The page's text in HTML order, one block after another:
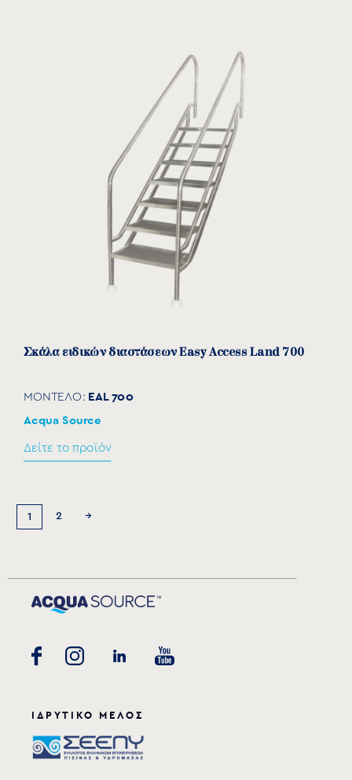
Σκάλα ειδικών διαστάσεων Easy Access Land 700
ΜΟΝΤΕΛΟ: EAL 700
Acqua Source
Δείτε το προϊόν
1 2 →
ΙΔΡΥΤΙΚΟ ΜΕΛΟΣ